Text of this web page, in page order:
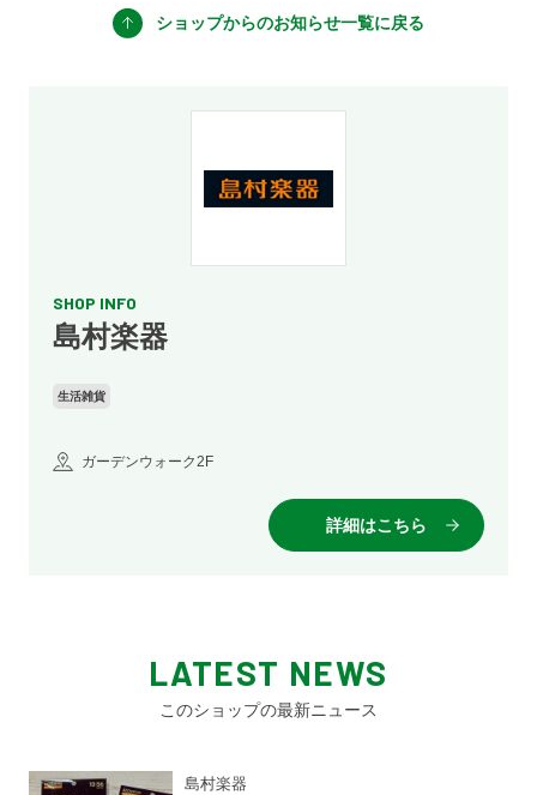
ショップからのお知らせ一覧に戻る
SHOP INFO
島村楽器
生活雑貨
ガーデンウォーク2F
詳細はこちら
LATEST NEWS
このショップの最新ニュース
島村楽器